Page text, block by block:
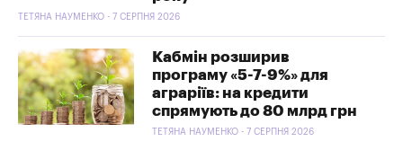
ТЕТЯНА НАУМЕНКО - 7 СЕРПНЯ 2026
Кабмін розширив
програму «5-7-9%» для
аграріїв: на кредити
спрямують до 80 млрд грн
ТЕТЯНА НАУМЕНКО - 7 СЕРПНЯ 2026